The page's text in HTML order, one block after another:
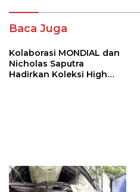
Baca Juga
Kolaborasi MONDIAL dan
Nicholas Saputra
Hadirkan Koleksi High